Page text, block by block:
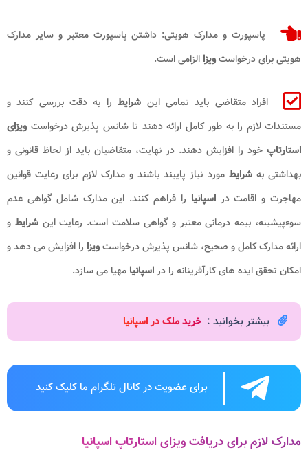
پاسپورت و مدارک هویتی: داشتن پاسپورت معتبر و سایر مدارک
هویتی برای درخواستویزا الزامی است.
افراد متقاضی باید تمامی این شرایط را به دقت بررسی کنند و
مستندات لازم را به طور کامل ارائه دهند تا شانس پذیرش درخواست ویزای
استارتاپ خود را افزایش دهند. در نهایت، متقاضیان باید از لحاظ قانونی و
بهداشتی بهشرایطمورد نیاز پایبند باشند و مدارک لازم برای رعایت قوانین
مهاجرت و اقامت دراسپانیا را فراهم کنند. این مدارک شامل گواهی عدم
سوءپیشینه، بیمه درمانی معتبر و گواهی سلامت است. رعایت اینشرایط و
ارائه مدارک کامل و صحیح، شانس پذیرش درخواستویزا را افزایش می دهد و
امکان تحقق ایده های کارآفرینانه را دراسپانیا مهیا می سازد.
بیشتر بخوانید : خرید ملک در اسپانیا
برای عضویت در کانال تلگرام ما کلیک کنید
مدارک لازم برای دریافت ویزای استارتاپ اسپانیا